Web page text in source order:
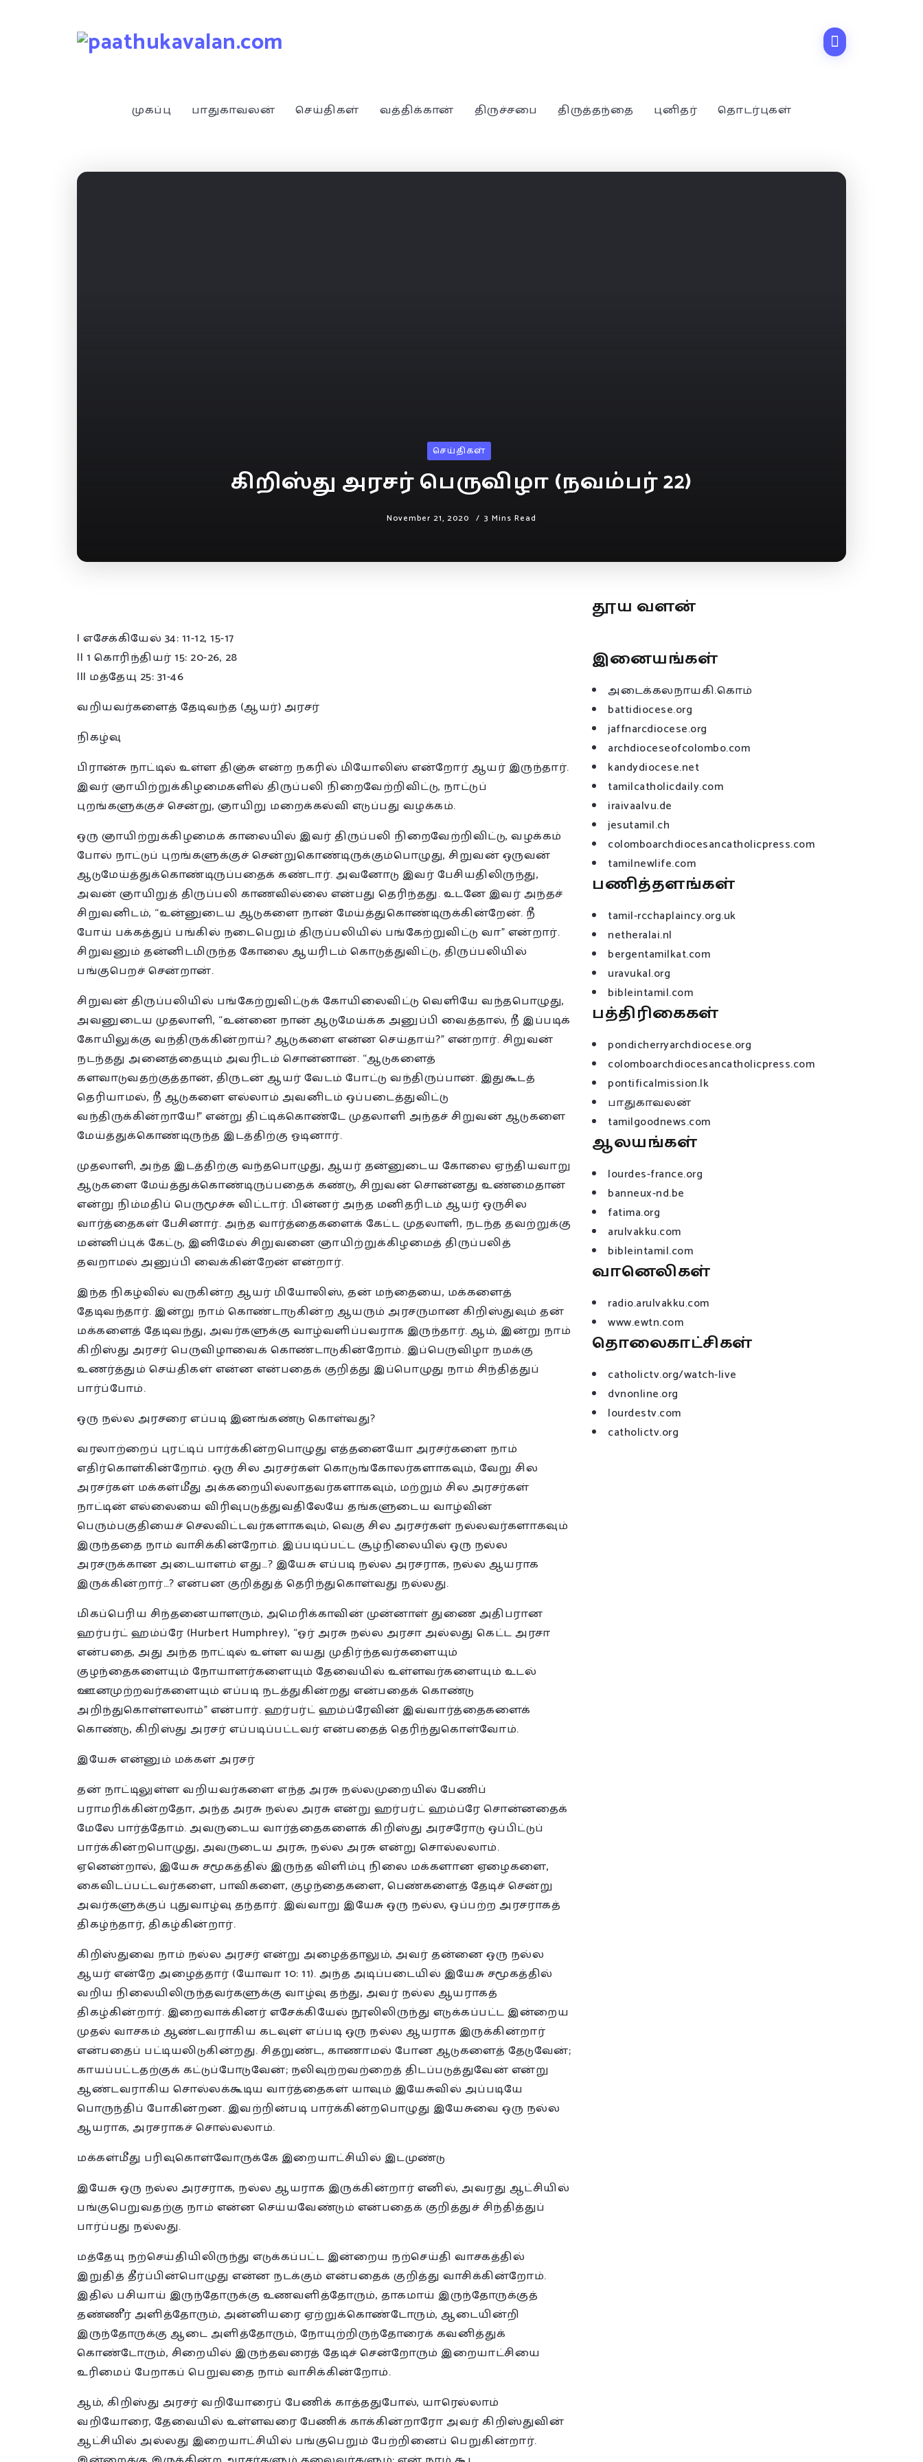
முகப்பு பாதுகாவலன் செய்திகள் வத்திக்கான் திருச்சபை திருத்தந்தை புனிதர் தொடர்புகள்
செய்திகள்
கிறிஸ்து அரசர் பெருவிழா (நவம்பர் 22)
November 21, 2020 3 Mins Read
I எசேக்கியேல் 34: 11-12, 15-17
II 1 கொரிந்தியர் 15: 20-26, 28
III மத்தேயு 25: 31-46
வறியவர்களைத் தேடிவந்த (ஆயர்) அரசர்
நிகழ்வு
பிரான்சு நாட்டில் உள்ள திஞ்சு என்ற நகரில் மியோலிஸ் என்றோர் ஆயர் இருந்தார்.
இவர் ஞாயிற்றுக்கிழமைகளில் திருப்பலி நிறைவேற்றிவிட்டு, நாட்டுப்
புறங்களுக்குச் சென்று, ஞாயிறு மறைக்கல்வி எடுப்பது வழக்கம்.
ஒரு ஞாயிற்றுக்கிழமைக் காலையில் இவர் திருப்பலி நிறைவேற்றிவிட்டு, வழக்கம்
போல் நாட்டுப் புறங்களுக்குச் சென்றுகொண்டிருக்கும்பொழுது, சிறுவன் ஒருவன்
ஆடுமேய்த்துக்கொண்டிருப்பதைக் கண்டார். அவனோடு இவர் பேசியதிலிருந்து,
அவன் ஞாயிறுத் திருப்பலி காணவில்லை என்பது தெரிந்தது. உடனே இவர் அந்தச்
சிறுவனிடம், “உன்னுடைய ஆடுகளை நான் மேய்த்துகொண்டிருக்கின்றேன். நீ
போய் பக்கத்துப் பங்கில் நடைபெறும் திருப்பலியில் பங்கேற்றுவிட்டு வா” என்றார்.
சிறுவனும் தன்னிடமிருந்த கோலை ஆயரிடம் கொடுத்துவிட்டு, திருப்பலியில்
பங்குபெறச் சென்றான்.
சிறுவன் திருப்பலியில் பங்கேற்றுவிட்டுக் கோயிலைவிட்டு வெளியே வந்தபொழுது,
அவனுடைய முதலாளி, “உன்னை நான் ஆடுமேய்க்க அனுப்பி வைத்தால், நீ இப்படிக்
கோயிலுக்கு வந்திருக்கின்றாய்? ஆடுகளை என்ன செய்தாய்?” என்றார். சிறுவன்
நடந்தது அனைத்தையும் அவரிடம் சொன்னான். “ஆடுகளைத்
களவாடுவதற்குத்தான், திருடன் ஆயர் வேடம் போட்டு வந்திருப்பான். இதுகூடத்
தெரியாமல், நீ ஆடுகளை எல்லாம் அவனிடம் ஒப்படைத்துவிட்டு
வந்திருக்கின்றாயே!” என்று திட்டிக்கொண்டே முதலாளி அந்தச் சிறுவன் ஆடுகளை
மேய்த்துக்கொண்டிருந்த இடத்திற்கு ஓடினார்.
முதலாளி, அந்த இடத்திற்கு வந்தபொழுது, ஆயர் தன்னுடைய கோலை ஏந்தியவாறு
ஆடுகளை மேய்த்துக்கொண்டிருப்பதைக் கண்டு, சிறுவன் சொன்னது உண்மைதான்
என்று நிம்மதிப் பெருமூச்சு விட்டார். பின்னர் அந்த மனிதரிடம் ஆயர் ஒருசில
வார்த்தைகள் பேசினார். அந்த வார்த்தைகளைக் கேட்ட முதலாளி, நடந்த தவற்றுக்கு
மன்னிப்புக் கேட்டு, இனிமேல் சிறுவனை ஞாயிற்றுக்கிழமைத் திருப்பலித்
தவறாமல் அனுப்பி வைக்கின்றேன் என்றார்.
இந்த நிகழ்வில் வருகின்ற ஆயர் மியோலிஸ், தன் மந்தையை, மக்களைத்
தேடிவந்தார். இன்று நாம் கொண்டாடுகின்ற ஆயரும் அரசருமான கிறிஸ்துவும் தன்
மக்களைத் தேடிவந்து, அவர்களுக்கு வாழ்வளிப்பவராக இருந்தார். ஆம், இன்று நாம்
கிறிஸ்து அரசர் பெருவிழாவைக் கொண்டாடுகின்றோம். இப்பெருவிழா நமக்கு
உணர்த்தும் செய்திகள் என்ன என்பதைக் குறித்து இப்பொழுது நாம் சிந்தித்துப்
பார்ப்போம்.
ஒரு நல்ல அரசரை எப்படி இனங்கண்டு கொள்வது?
வரலாற்றைப் புரட்டிப் பார்க்கின்றபொழுது எத்தனையோ அரசர்களை நாம்
எதிர்கொள்கின்றோம். ஒரு சில அரசர்கள் கொடுங்கோலர்களாகவும், வேறு சில
அரசர்கள் மக்கள்மீது அக்கறையில்லாதவர்களாகவும், மற்றும் சில அரசர்கள்
நாட்டின் எல்லையை விரிவுபடுத்துவதிலேயே தங்களுடைய வாழ்வின்
பெரும்பகுதியைச் செலவிட்டவர்களாகவும், வெகு சில அரசர்கள் நல்லவர்களாகவும்
இருந்ததை நாம் வாசிக்கின்றோம். இப்படிப்பட்ட சூழ்நிலையில் ஒரு நல்ல
அரசருக்கான அடையாளம் எது…? இயேசு எப்படி நல்ல அரசராக, நல்ல ஆயராக
இருக்கின்றார்…? என்பன குறித்துத் தெரிந்துகொள்வது நல்லது.
மிகப்பெரிய சிந்தனையாளரும், அமெரிக்காவின் முன்னாள் துணை அதிபரான
ஹர்பர்ட் ஹம்ப்ரே (Hurbert Humphrey), “ஓர் அரசு நல்ல அரசா அல்லது கெட்ட அரசா
என்பதை, அது அந்த நாட்டில் உள்ள வயது முதிர்ந்தவர்களையும்
குழந்தைகளையும் நோயாளர்களையும் தேவையில் உள்ளவர்களையும் உடல்
ஊனமுற்றவர்களையும் எப்படி நடத்துகின்றது என்பதைக் கொண்டு
அறிந்துகொள்ளலாம்” என்பார். ஹர்பர்ட் ஹம்ப்ரேவின் இவ்வார்த்தைகளைக்
கொண்டு, கிறிஸ்து அரசர் எப்படிப்பட்டவர் என்பதைத் தெரிந்துகொள்வோம்.
இயேசு என்னும் மக்கள் அரசர்
தன் நாட்டிலுள்ள வறியவர்களை எந்த அரசு நல்லமுறையில் பேணிப்
பராமரிக்கின்றதோ, அந்த அரசு நல்ல அரசு என்று ஹர்பர்ட் ஹம்ப்ரே சொன்னதைக்
மேலே பார்த்தோம். அவருடைய வார்த்தைகளைக் கிறிஸ்து அரசரோடு ஒப்பிட்டுப்
பார்க்கின்றபொழுது, அவருடைய அரசு, நல்ல அரசு என்று சொல்லலாம்.
ஏனென்றால், இயேசு சமூகத்தில் இருந்த விளிம்பு நிலை மக்களான ஏழைகளை,
கைவிடப்பட்டவர்களை, பாவிகளை, குழந்தைகளை, பெண்களைத் தேடிச் சென்று
அவர்களுக்குப் புதுவாழ்வு தந்தார். இவ்வாறு இயேசு ஒரு நல்ல, ஒப்பற்ற அரசராகத்
திகழ்ந்தார், திகழ்கின்றார்.
கிறிஸ்துவை நாம் நல்ல அரசர் என்று அழைத்தாலும், அவர் தன்னை ஒரு நல்ல
ஆயர் என்றே அழைத்தார் (யோவா 10: 11). அந்த அடிப்படையில் இயேசு சமூகத்தில்
வறிய நிலையிலிருந்தவர்களுக்கு வாழ்வு தந்து, அவர் நல்ல ஆயராகத்
திகழ்கின்றார். இறைவாக்கினர் எசேக்கியேல் நூலிலிருந்து எடுக்கப்பட்ட இன்றைய
முதல் வாசகம் ஆண்டவராகிய கடவுள் எப்படி ஒரு நல்ல ஆயராக இருக்கின்றார்
என்பதைப் பட்டியலிடுகின்றது. சிதறுண்ட, காணாமல் போன ஆடுகளைத் தேடுவேன்;
காயப்பட்டதற்குக் கட்டுப்போடுவேன்; நலிவுற்றவற்றைத் திடப்படுத்துவேன் என்று
ஆண்டவராகிய சொல்லக்கூடிய வார்த்தைகள் யாவும் இயேசுவில் அப்படியே
பொருந்திப் போகின்றன. இவற்றின்படி பார்க்கின்றபொழுது இயேசுவை ஒரு நல்ல
ஆயராக, அரசராகச் சொல்லலாம்.
மக்கள்மீது பரிவுகொள்வோருக்கே இறையாட்சியில் இடமுண்டு
இயேசு ஒரு நல்ல அரசராக, நல்ல ஆயராக இருக்கின்றார் எனில், அவரது ஆட்சியில்
பங்குபெறுவதற்கு நாம் என்ன செய்யவேண்டும் என்பதைக் குறித்துச் சிந்தித்துப்
பார்ப்பது நல்லது.
மத்தேயு நற்செய்தியிலிருந்து எடுக்கப்பட்ட இன்றைய நற்செய்தி வாசகத்தில்
இறுதித் தீர்ப்பின்பொழுது என்ன நடக்கும் என்பதைக் குறித்து வாசிக்கின்றோம்.
இதில் பசியாய் இருந்தோருக்கு உணவளித்தோரும், தாகமாய் இருந்தோருக்குத்
தண்ணீர் அளித்தோரும், அன்னியரை ஏற்றுக்கொண்டோரும், ஆடையின்றி
இருந்தோருக்கு ஆடை அளித்தோரும், நோயுற்றிருந்தோரைக் கவனித்துக்
கொண்டோரும், சிறையில் இருந்தவரைத் தேடிச் சென்றோரும் இறையாட்சியை
உரிமைப் பேறாகப் பெறுவதை நாம் வாசிக்கின்றோம்.
ஆம், கிறிஸ்து அரசர் வறியோரைப் பேணிக் காத்ததுபோல், யாரெல்லாம்
வறியோரை, தேவையில் உள்ளவரை பேணிக் காக்கின்றாரோ அவர் கிறிஸ்துவின்
ஆட்சியில் அல்லது இறையாட்சியில் பங்குபெறும் பேற்றினைப் பெறுகின்றார்.
தூய வளன்
இனையங்கள்
அடைக்கலநாயகி.கொம்
battidiocese.org
jaffnarcdiocese.org
archdioceseofcolombo.com
kandydiocese.net
tamilcatholicdaily.com
iraivaalvu.de
jesutamil.ch
colomboarchdiocesancatholicpress.com
tamilnewlife.com
பணித்தளங்கள்
tamil-rcchaplaincy.org.uk
netheralai.nl
bergentamilkat.com
uravukal.org
bibleintamil.com
பத்திரிகைகள்
pondicherryarchdiocese.org
colomboarchdiocesancatholicpress.com
pontificalmission.lk
பாதுகாவலன்
tamilgoodnews.com
ஆலயங்கள்
lourdes-france.org
banneux-nd.be
fatima.org
arulvakku.com
bibleintamil.com
வானெலிகள்
radio.arulvakku.com
www.ewtn.com
தொலைகாட்சிகள்
catholictv.org/watch-live
dvnonline.org
lourdestv.com
catholictv.org